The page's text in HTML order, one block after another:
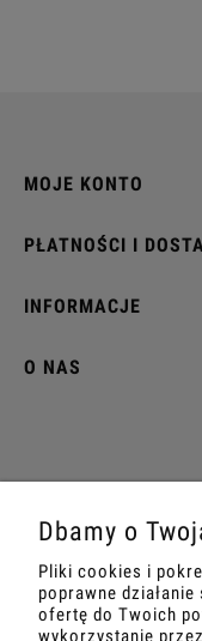
MOJE KONTO
PŁATNOŚCI I
INFORMACJE
O NAS
Dbamy o
Pliki cookies i
poprawne
ofertę do Twoich
wykorzystanie